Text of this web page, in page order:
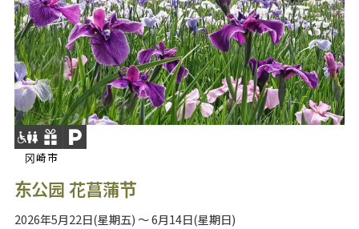
冈崎市
东公园 花菖蒲节
2026年5月22日(星期五) ～ 6月14日(星期日)